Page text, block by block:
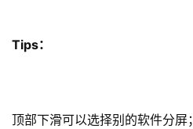
Tips：
顶部下滑可以选择别的软件分屏；